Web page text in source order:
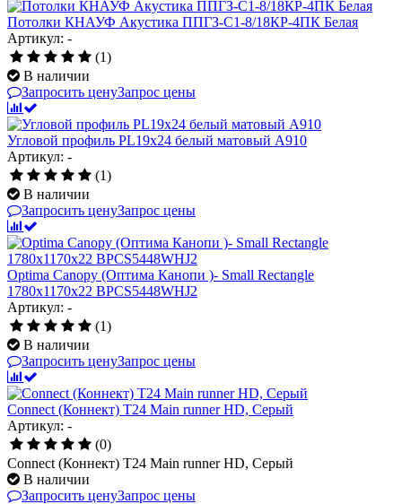
Потолки КНАУФ Акустика ППГЗ-С1-8/18КР-4ПК Белая
Артикул: -
(1)
В наличии
Запросить ценуЗапрос цены
Угловой профиль PL19x24 белый матовый А910
Артикул: -
(1)
В наличии
Запросить ценуЗапрос цены
Optima Canopy (Оптима Канопи )- Small Rectangle
1780x1170x22 BPCS5448WHJ2
Артикул: -
(1)
В наличии
Запросить ценуЗапрос цены
Connect (Коннект) T24 Main runner HD, Серый
Артикул: -
(0)
Connect (Коннект) T24 Main runner HD, Серый
В наличии
Запросить ценуЗапрос цены